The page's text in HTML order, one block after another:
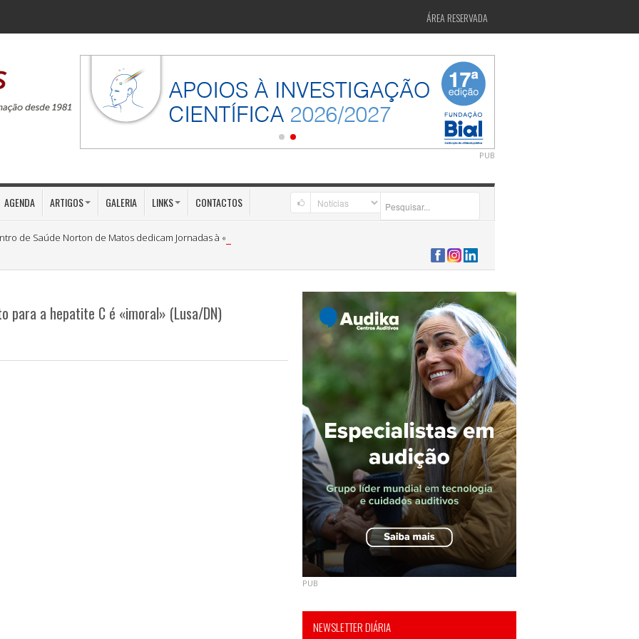
ÁREA RESERVADA
PUB
AGENDA ARTIGOS GALERIA LINKS CONTACTOS
de Saúde Norton de Matos dedicam Jornadas à «Medicina Preventiva»
para a hepatite C é «imoral» (Lusa/DN)
PUB
NEWSLETTER DIÁRIA